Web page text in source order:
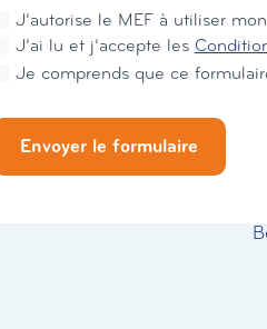
Newsletter
J’autorise le MEF à utiliser
RGPD
J’ai lu et j’accepte les
Envoyer le formulaire